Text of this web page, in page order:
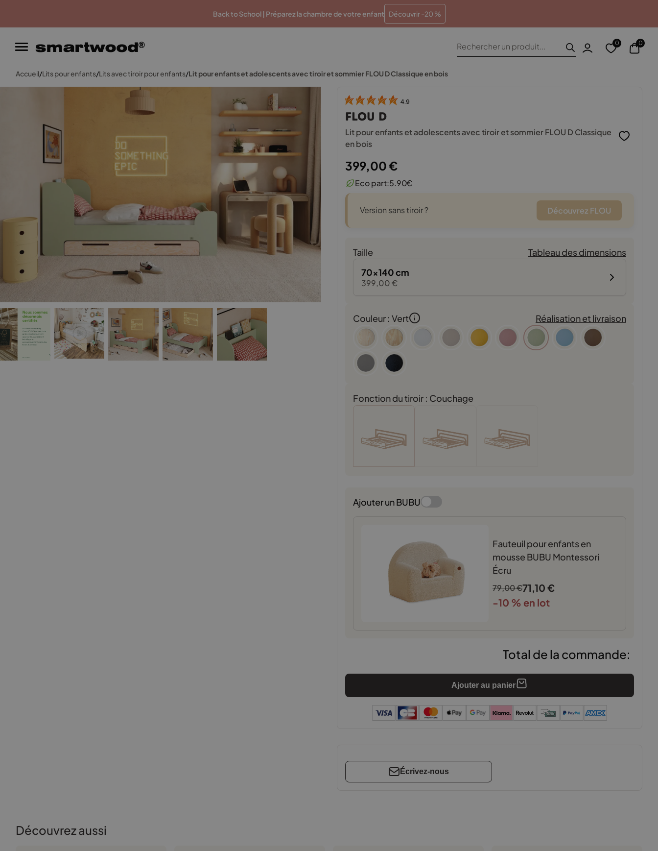
Back to School | Préparez la chambre de votre enfant Découvrir -20 %
Paiements en plusieurs fois sans frais Traitement en 48 heures
Recherche
de
produits
0 0
Accueil/Lits pour enfants/Lits avec tiroir pour enfants/Lit pour enfants et adolescents avec tiroir et sommier FLOU D Classique en bois
4.9
FLOU D
Lit pour enfants et adolescents avec tiroir et sommier FLOU D Classique
en bois
399,00€
Eco part:5.90€
Version sans tiroir ? Découvrez FLOU
Taille
Tableau des dimensions
70x140 cm
399,00€
Couleur : Vert Réalisation et livraison
Fonction du tiroir : Couchage
Ajouter un BUBU
Fauteuil pour enfants en
mousse BUBU Montessori
Écru
79,00€71,10 €
-10 % en lot
Total de la commande:
Ajouter au panier
Écrivez-nous
Découvrez aussi